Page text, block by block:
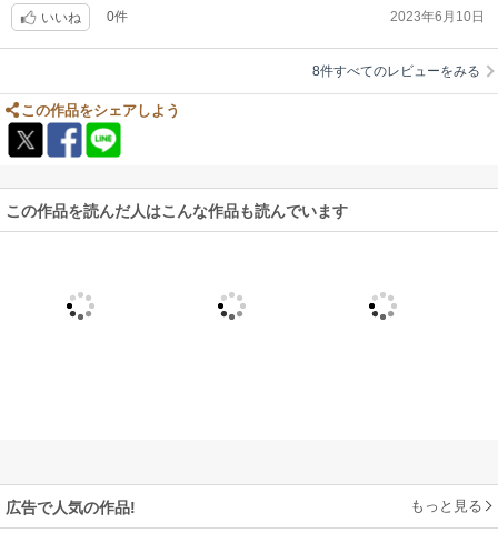
も、状況はわかった、程度で、出逢いのドラマチックさ演出無し。いい感
じではあるのに、頁をめくる手のスピードが止まるほどには印象を残さな
多少子供っぽく見えることも足を引っ張ったのかもしれない。
二人が互いを意識する始まりとなったハグは良かった。
いいね 0件 2023年6月10日
8件すべてのレビューをみる
この作品をシェアしよう
この作品を読んだ人はこんな作品も読んでいます
広告で人気の作品! もっと見る